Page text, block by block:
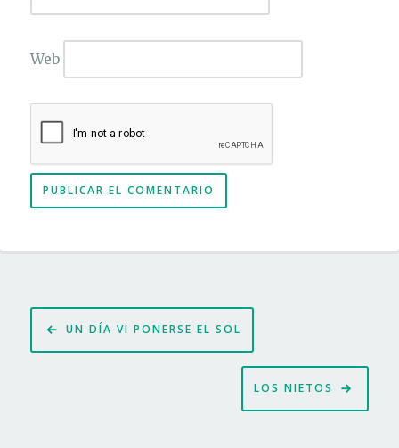
Web
Navegación
de
UN DÍA VI PONERSE EL SOL
LOS NIETOS